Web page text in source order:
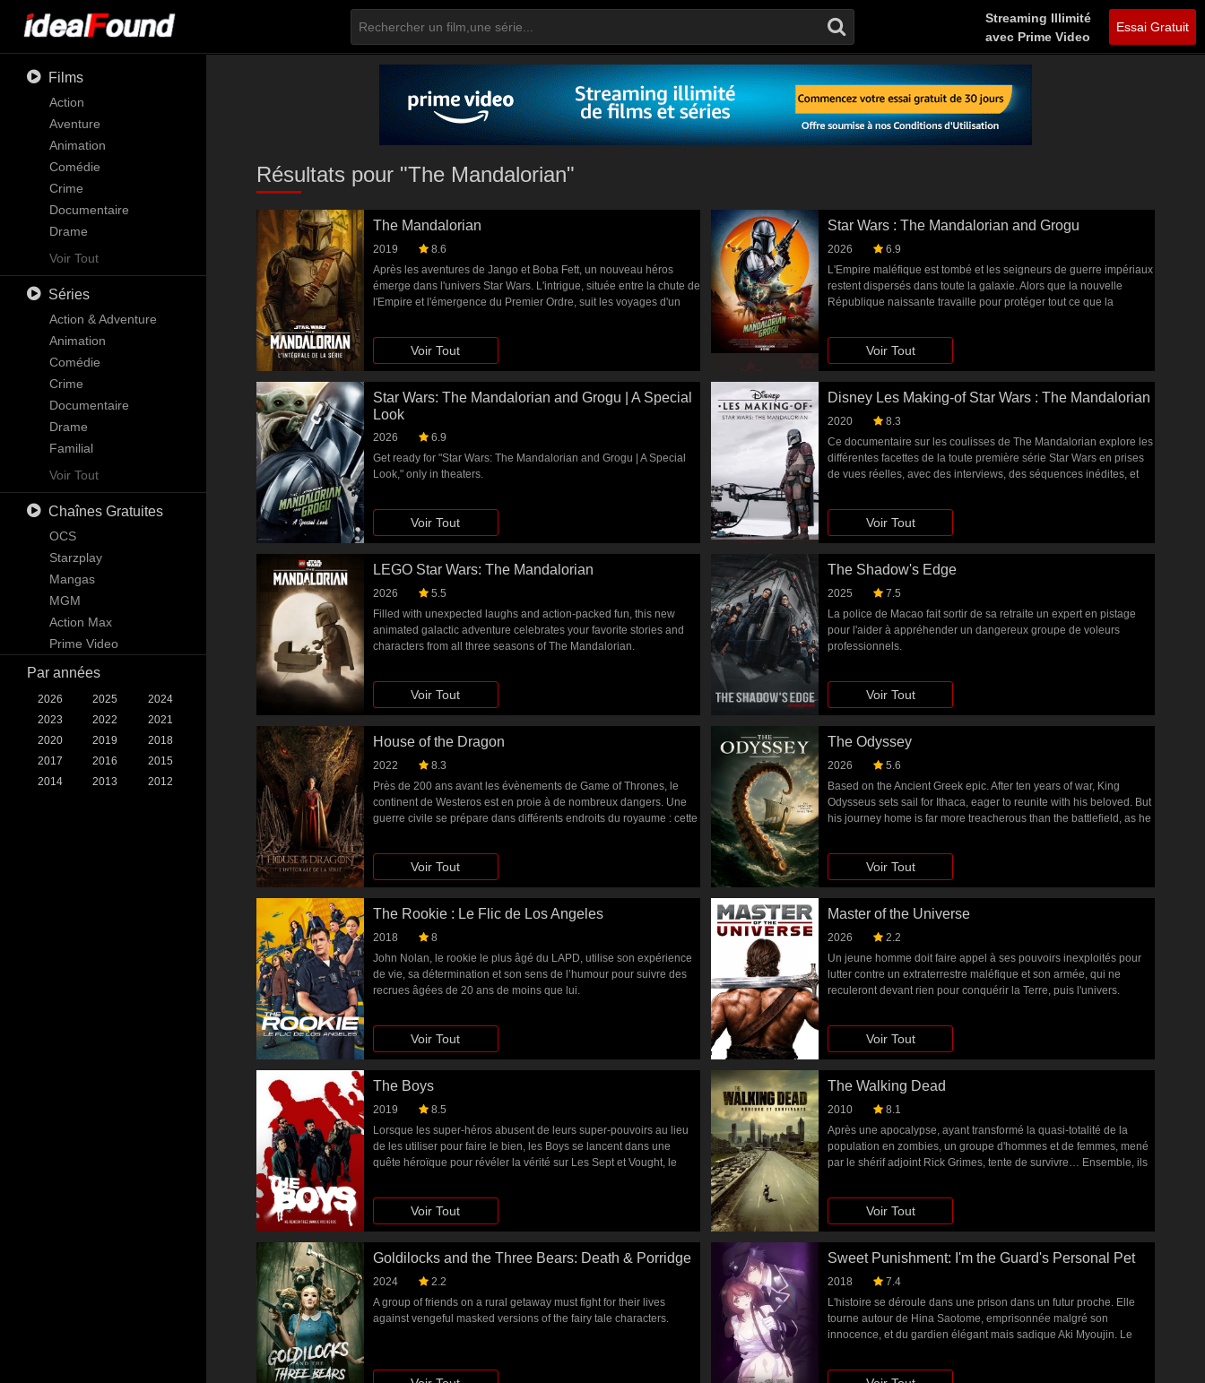
Streaming Illimité
avec Prime Video
Essai Gratuit
Films
Action
Aventure
Animation
Comédie
Crime
Documentaire
Drame
Familial
Fantastique
Histoire
Horreur
Musique
Mystère
Romance
Science-Fiction
Téléfilm
Thriller
Guerre
Western
Voir Tout
Séries
Action & Adventure
Animation
Comédie
Crime
Documentaire
Drame
Familial
Kids
Mystère
News
Reality
Science-Fiction & Fantastique
Soap
Talk
War & Politics
Western
Voir Tout
Chaînes Gratuites
OCS
Starzplay
Mangas
MGM
Action Max
Prime Video
Par années
2026 2025
2024
2023
2022
2021
2020
2019
2018
2017
2016
2015
2014
2013 2012
Résultats pour "The Mandalorian"
The Mandalorian
2019
8.6
Après les aventures de Jango et Boba Fett, un nouveau héros
émerge dans l'univers Star Wars. L'intrigue, située entre la chute de
l'Empire et l'émergence du Premier Ordre, suit les voyages d'un
de la Galaxie, loin de l’autorité de la Nouvelle République.
Voir Tout
Star Wars : The Mandalorian and Grogu
2026
6.9
L'Empire maléfique est tombé et les seigneurs de guerre impériaux
restent dispersés dans toute la galaxie. Alors que la nouvelle
République naissante travaille pour protéger tout ce que la
apprenti Grogu.
Voir Tout
Star Wars: The Mandalorian and Grogu | A Special
Look
2026
6.9
Get ready for "Star Wars: The Mandalorian and Grogu | A Special
Look," only in theaters.
Voir Tout
Disney Les Making-of Star Wars : The Mandalorian
2020
8.3
Ce documentaire sur les coulisses de The Mandalorian explore les
différentes facettes de la toute première série Star Wars en prises
de vues réelles, avec des interviews, des séquences inédites, et
par le producteur délégué Jon Favreau.
Voir Tout
LEGO Star Wars: The Mandalorian
2026
5.5
Filled with unexpected laughs and action-packed fun, this new
animated galactic adventure celebrates your favorite stories and
characters from all three seasons of The Mandalorian.
Voir Tout
The Shadow's Edge
2025
7.5
La police de Macao fait sortir de sa retraite un expert en pistage
pour l'aider à appréhender un dangereux groupe de voleurs
professionnels.
Voir Tout
House of the Dragon
2022
8.3
Près de 200 ans avant les évènements de Game of Thrones, le
continent de Westeros est en proie à de nombreux dangers. Une
guerre civile se prépare dans différents endroits du royaume : cette
maison Targaryen se disloque peu à peu et le règne des dragons
est menacé.Voir Tout
The Odyssey
2026
5.6
Based on the Ancient Greek epic. After ten years of war, King
Odysseus sets sail for Ithaca, eager to reunite with his beloved. But
his journey home is far more treacherous than the battlefield, as he
Voir Tout
The Rookie : Le Flic de Los Angeles
2018
8
John Nolan, le rookie le plus âgé du LAPD, utilise son expérience
de vie, sa détermination et son sens de l’humour pour suivre des
recrues âgées de 20 ans de moins que lui.
Voir Tout
Master of the Universe
2026
2.2
Un jeune homme doit faire appel à ses pouvoirs inexploités pour
lutter contre un extraterrestre maléfique et son armée, qui ne
reculeront devant rien pour conquérir la Terre, puis l'univers.
Voir Tout
The Boys
2019
8.5
Lorsque les super-héros abusent de leurs super-pouvoirs au lieu
de les utiliser pour faire le bien, les Boys se lancent dans une
quête héroïque pour révéler la vérité sur Les Sept et Vought, le
Voir Tout
The Walking Dead
2010
8.1
Après une apocalypse, ayant transformé la quasi-totalité de la
population en zombies, un groupe d'hommes et de femmes, mené
par le shérif adjoint Rick Grimes, tente de survivre… Ensemble, ils
devenu méconnaissable, à travers leur périple dans le Sud profond
des États-Unis.
Voir Tout
Goldilocks and the Three Bears: Death & Porridge
2024
2.2
A group of friends on a rural getaway must fight for their lives
against vengeful masked versions of the fairy tale characters.
Sweet Punishment: I'm the Guard's Personal Pet
2018
7.4
L'histoire se déroule dans une prison dans un futur proche. Elle
tourne autour de Hina Saotome, emprisonnée malgré son
innocence, et du gardien élégant mais sadique Aki Myoujin. Le
mais douce » de Myoujin, des examens médicaux aux visites